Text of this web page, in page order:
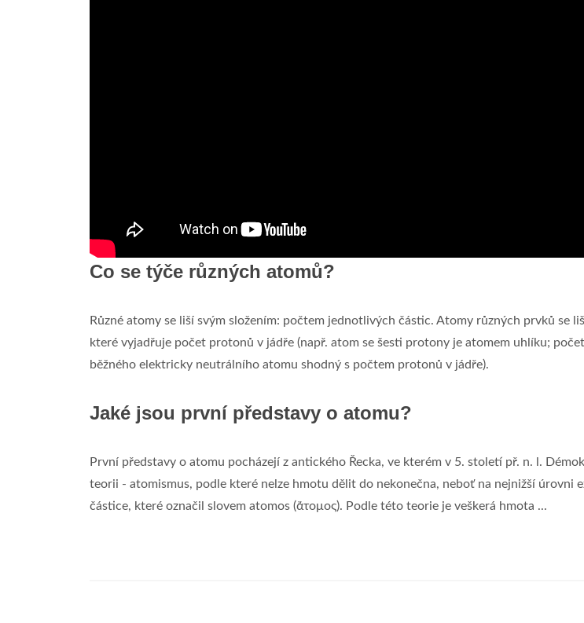
Co se týče různých atomů?
Různé atomy se liší svým složením: počtem jednotlivých částic. Atomy různých prvků se
které vyjadřuje počet protonů v jádře (např. atom se šesti protony je atomem uhlíku;
běžného elektricky neutrálního atomu shodný s počtem protonů v jádře).
Jaké jsou první představy o atomu?
První představy o atomu pocházejí z antického Řecka, ve kterém v 5. století př. n. l.
teorii - atomismus, podle které nelze hmotu dělit do nekonečna, neboť na nejnižší úrovni
částice, které označil slovem atomos (ἄτομος). Podle této teorie je veškerá hmota ...